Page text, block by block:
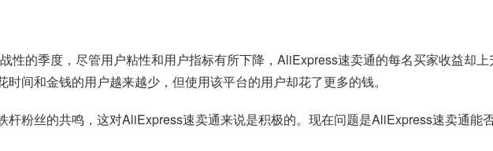
性的季度，尽管用户粘性和用户指标有所下降，AliExpress速卖通的每名买家收益却
间和金钱的用户越来越少，但使用该平台的用户却花了更多的钱。
粉丝的共鸣，这对AliExpress速卖通来说是积极的。现在问题是AliExpress速卖通能